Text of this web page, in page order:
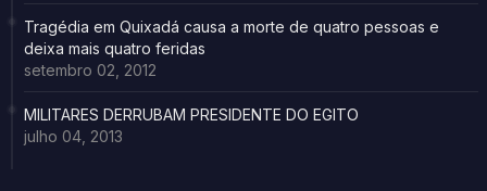
Tragédia em Quixadá causa a morte de quatro pessoas e
deixa mais quatro feridas
setembro 02, 2012
MILITARES DERRUBAM PRESIDENTE DO EGITO
julho 04, 2013